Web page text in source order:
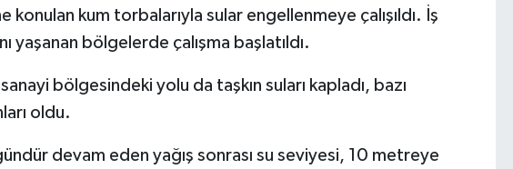
konulan kum torbalarıyla sular engellenmeye çalışıldı. İş
yaşanan bölgelerde çalışma başlatıldı.
bölgesindeki yolu da taşkın suları kapladı, bazı
oldu.
devam eden yağış sonrası su seviyesi, 10 metreye